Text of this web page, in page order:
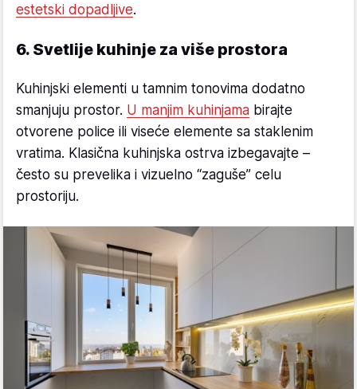
estetski dopadljive.
6. Svetlije kuhinje za više prostora
Kuhinjski elementi u tamnim tonovima dodatno
smanjuju prostor. U manjim kuhinjama birajte
otvorene police ili viseće elemente sa staklenim
vratima. Klasična kuhinjska ostrva izbegavajte –
često su prevelika i vizuelno “zaguše” celu
prostoriju.